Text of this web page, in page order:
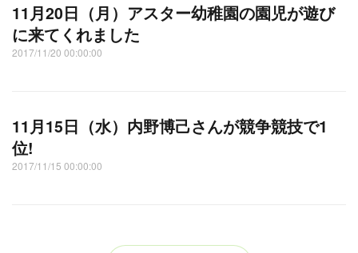
11月20日（月）アスター幼稚園の園児が遊び
に来てくれました
2017/11/20 00:00:00
11月15日（水）内野博己さんが競争競技で1
位!
2017/11/15 00:00:00